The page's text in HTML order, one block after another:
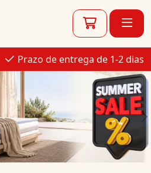
Prazo de entrega de 1-2 dias
para um sono fresco